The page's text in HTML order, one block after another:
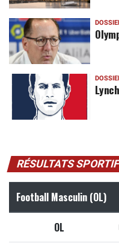
RÉSULTATS
Football Masculin (OL)
OL